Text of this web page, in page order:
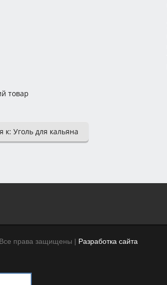
товар
к: Уголь для кальяна
права защищены | Разработка сайта